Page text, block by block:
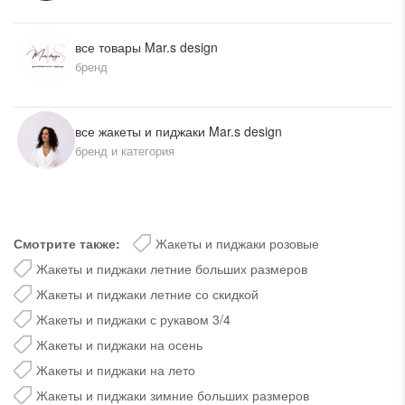
все товары Mar.s design
бренд
все жакеты и пиджаки Mar.s design
бренд и категория
Смотрите также:
Жакеты и пиджаки розовые
Жакеты и пиджаки летние больших размеров
Жакеты и пиджаки летние со скидкой
Жакеты и пиджаки с рукавом 3/4
Жакеты и пиджаки на осень
Жакеты и пиджаки на лето
Жакеты и пиджаки зимние больших размеров